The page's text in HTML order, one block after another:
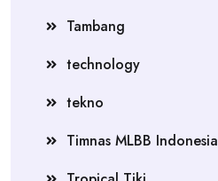
Tambang
technology
tekno
Timnas MLBB Indonesia